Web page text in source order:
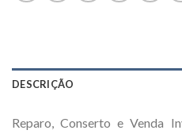
DESCRIÇÃO
Reparo, Conserto e Venda